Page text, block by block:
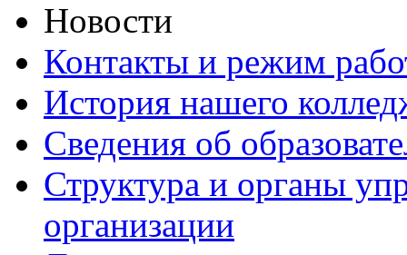
Новости
Контакты и режим
История нашего
Сведения об
Структура и органы
организации